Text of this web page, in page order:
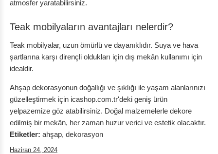
atmosfer yaratabilirsiniz.
Teak mobilyaların avantajları nelerdir?
Teak mobilyalar, uzun ömürlü ve dayanıklıdır. Suya ve hava
şartlarına karşı dirençli oldukları için dış mekân kullanımı için
idealdir.
Ahşap dekorasyonun doğallığı ve şıklığı ile yaşam alanlarınızı
güzelleştirmek için icashop.com.tr'deki geniş ürün
yelpazemize göz atabilirsiniz. Doğal malzemelerle dekore
edilmiş bir mekân, her zaman huzur verici ve estetik olacaktır.
Etiketler: ahşap, dekorasyon
Haziran 24, 2024